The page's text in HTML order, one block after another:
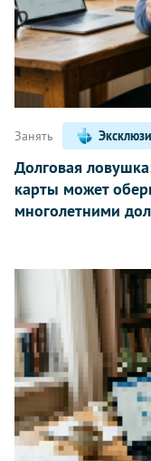
Занять
Долговая
карты может
многолетними